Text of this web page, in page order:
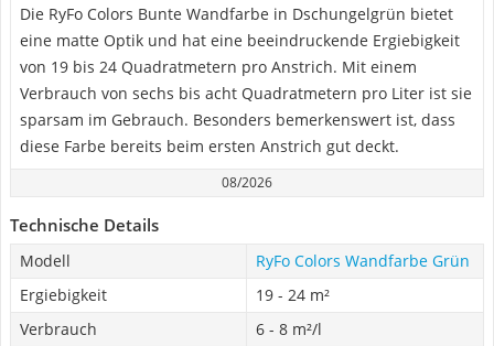
Die RyFo Colors Bunte Wandfarbe in Dschungelgrün bietet
eine matte Optik und hat eine beeindruckende Ergiebigkeit
von 19 bis 24 Quadratmetern pro Anstrich. Mit einem
Verbrauch von sechs bis acht Quadratmetern pro Liter ist sie
sparsam im Gebrauch. Besonders bemerkenswert ist, dass
diese Farbe bereits beim ersten Anstrich gut deckt.
08/2026
Technische Details
Modell
RyFo Colors Wandfarbe Grün
Ergiebigkeit
19 - 24 m²
Verbrauch
6 - 8 m²/l